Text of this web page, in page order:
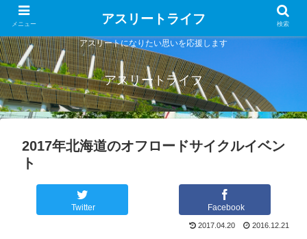
アスリートになりたい思いを応援します
アスリートライフ
2017年北海道のオフロードサイクルイベン
ト
Twitter Facebook
2017.04.20 2016.12.21
メニュー アスリートライフ 検索